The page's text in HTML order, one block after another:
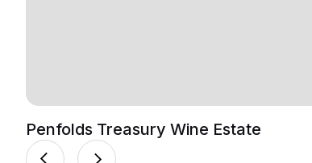
Penfolds Treasury Wine Estate